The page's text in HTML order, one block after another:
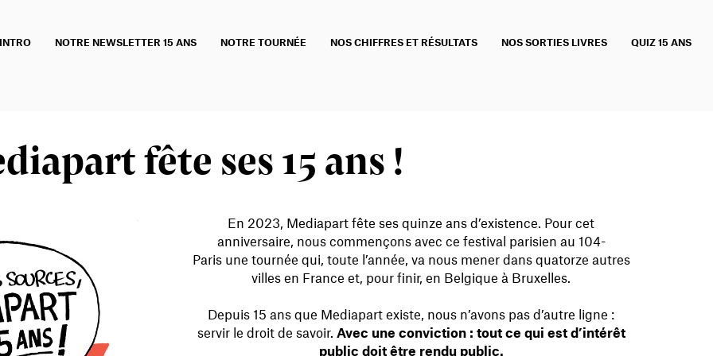
NOTRE NEWSLETTER 15 ANS NOTRE TOURNÉE NOS CHIFFRES ET RÉSULTATS NOS SORTIES LIVRES QUIZ 15 ANS
fête ses 15 ans !
En 2023, Mediapart fête ses quinze ans d’existence. Pour cet
anniversaire, nous commençons avec ce festival parisien au 104-
Paris une tournée qui, toute l’année, va nous mener dans quatorze autres
villes en France et, pour finir, en Belgique à Bruxelles.
Depuis 15 ans que Mediapart existe, nous n’avons pas d’autre ligne :
servir le droit de savoir. Avec une conviction : tout ce qui est d’intérêt
public doit être rendu public.